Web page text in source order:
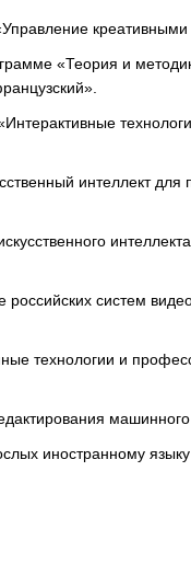
креативными
«Теория и
интеллект для
систем
технологии и
иностранному